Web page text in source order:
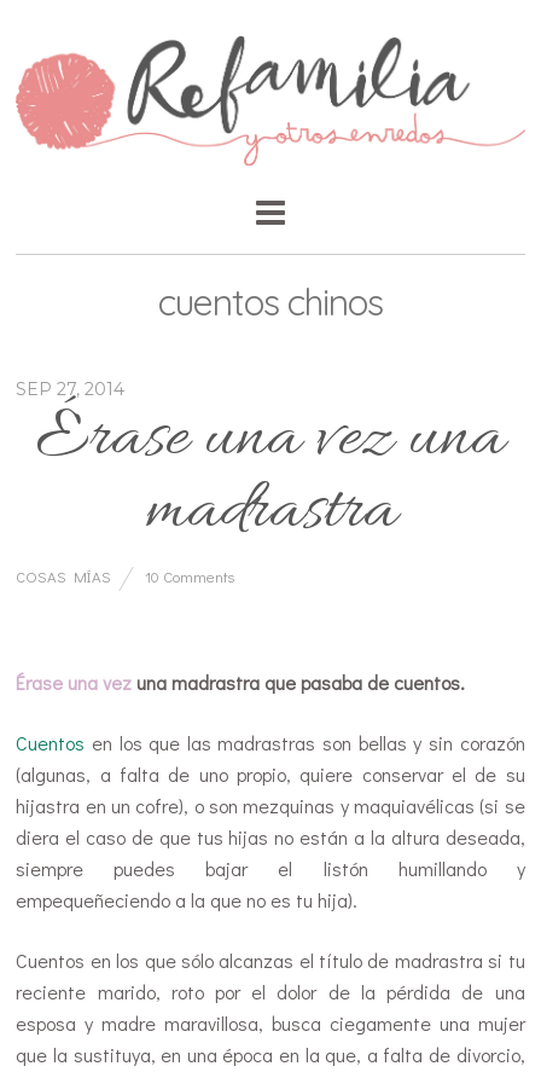
cuentos chinos
SEP 27, 2014
Érase una vez una
madrastra
COSAS MÍAS 10 Comments
Érase una vez una madrastra que pasaba de cuentos.
Cuentos en los que las madrastras son bellas y sin corazón
(algunas, a falta de uno propio, quiere conservar el de su
hijastra en un cofre), o son mezquinas y maquiavélicas (si se
diera el caso de que tus hijas no están a la altura deseada,
siempre puedes bajar el listón humillando y
empequeñeciendo a la que no es tu hija).
Cuentos en los que sólo alcanzas el título de madrastra si tu
reciente marido, roto por el dolor de la pérdida de una
esposa y madre maravillosa, busca ciegamente una mujer
que la sustituya, en una época en la que, a falta de divorcio,